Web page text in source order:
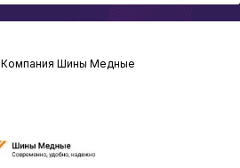
Компания Шины Медные